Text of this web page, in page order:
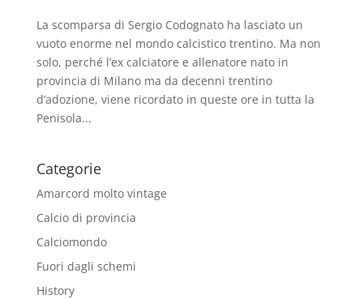
La scomparsa di Sergio Codognato ha lasciato un
vuoto enorme nel mondo calcistico trentino. Ma non
solo, perché l’ex calciatore e allenatore nato in
provincia di Milano ma da decenni trentino
d’adozione, viene ricordato in queste ore in tutta la
Penisola...
Categorie
Amarcord molto vintage
Calcio di provincia
Calciomondo
Fuori dagli schemi
History